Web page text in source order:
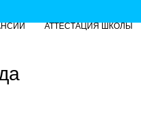
АТТЕСТАЦИЯ ШКОЛЫ